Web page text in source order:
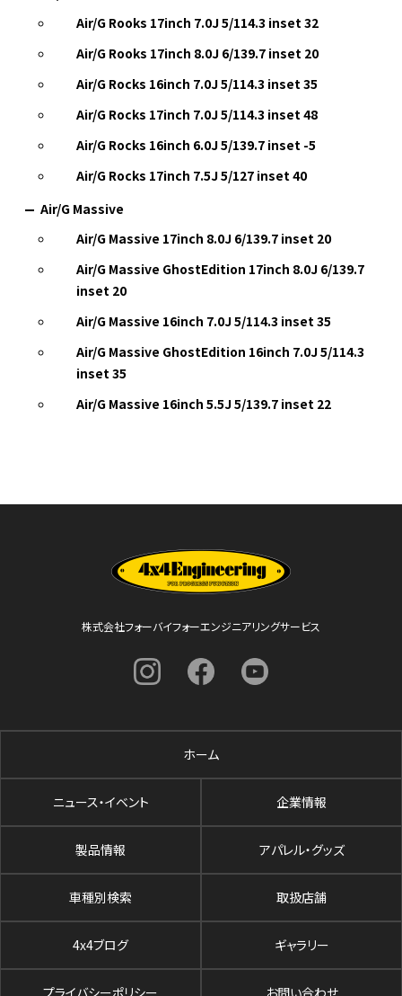
Air/G Rooks 17inch 7.0J 5/114.3 inset 32
Air/G Rooks 17inch 8.0J 6/139.7 inset 20
Air/G Rocks 16inch 7.0J 5/114.3 inset 35
Air/G Rocks 17inch 7.0J 5/114.3 inset 48
Air/G Rocks 16inch 6.0J 5/139.7 inset -5
Air/G Rocks 17inch 7.5J 5/127 inset 40
Air/G Massive
Air/G Massive 17inch 8.0J 6/139.7 inset 20
Air/G Massive GhostEdition 17inch 8.0J 6/139.7
inset 20
Air/G Massive 16inch 7.0J 5/114.3 inset 35
Air/G Massive GhostEdition 16inch 7.0J 5/114.3
inset 35
Air/G Massive 16inch 5.5J 5/139.7 inset 22
株式会社フォーバイフォーエンジニアリングサービス
ホーム
ニュース・イベント 企業情報
製品情報 アパレル・グッズ
車種別検索 取扱店舗
4x4ブログ ギャラリー
プライバシーポリシー お問い合わせ